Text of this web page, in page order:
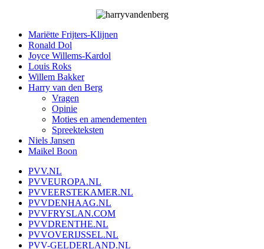
Mariëtte Frijters-Klijnen
Ronald Dol
Joyce Willems-Kardol
Louis Roks
Willem Bakker
Harry van den Berg
Vragen
Opinie
Moties en amendementen
Spreekteksten
Niels Jansen
Maikel Boon
PVV.NL
PVVEUROPA.NL
PVVEERSTEKAMER.NL
PVVDENHAAG.NL
PVVFRYSLAN.COM
PVVDRENTHE.NL
PVVOVERIJSSEL.NL
PVV-GELDERLAND.NL